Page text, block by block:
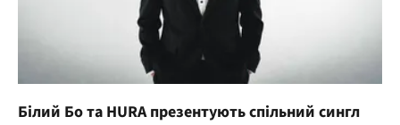
Білий Бо та HURA презентують спільний сингл